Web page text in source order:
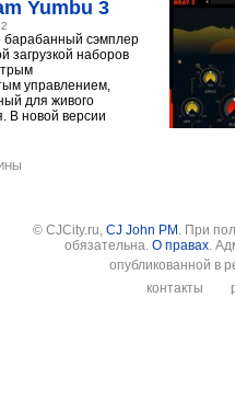
Yumbu 3
барабанный сэмплер
загрузкой наборов
управлением,
для живого
В новой версии
© CJCity.ru, CJ John PM . При
обязательна. О правах.
опубликованной в
контакты